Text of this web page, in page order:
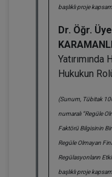
başlıklı proje
Dr. Öğr.
Hukukun
(Sunum, Tübitak
numaralı “Regüle
Faktörü Bilgisinin
Regüle Olmayan
Regülasyonların
başlıklı proje